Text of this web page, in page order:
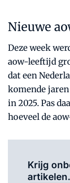
Nieuwe
Deze week
aow-leeftijd
dat een
komende
in 2025. Pas
hoeveel de
Krijg
artikelen.